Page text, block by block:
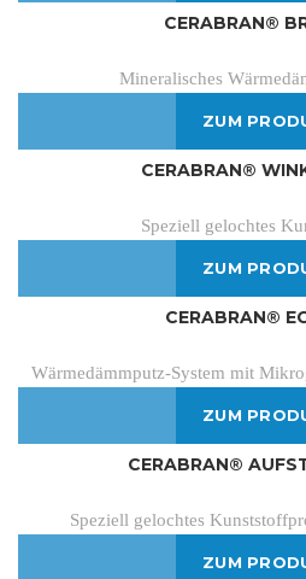
CERABRAN®
Mineralisches
ZUM
CERABRAN®
Speziell gelochtes
ZUM
CERABRAN®
Wärmedämmputz-System mit
ZUM
CERABRAN®
Speziell gelochtes
ZUM